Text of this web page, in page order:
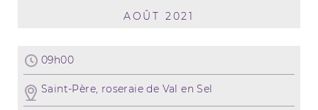
AOÛT 2021
09h00
Saint-Père, roseraie de Val en Sel